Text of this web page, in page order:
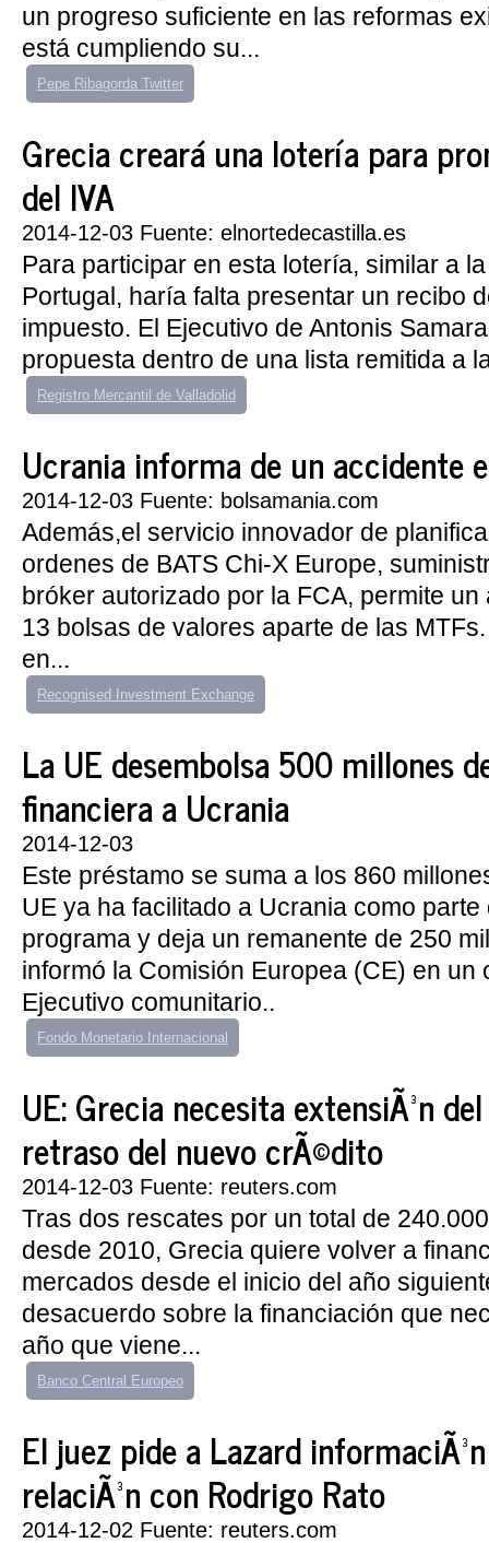
un progreso suficiente en las reformas
está cumpliendo su...
Pepe Ribagorda Twitter
Grecia creará una lotería para
del IVA
2014-12-03 Fuente: elnortedecastilla.es
Para participar en esta lotería, similar a
Portugal, haría falta presentar un recibo
impuesto. El Ejecutivo de Antonis
propuesta dentro de una lista remitida a
Registro Mercantil de Valladolid
Ucrania informa de un accidente
2014-12-03 Fuente: bolsamania.com
Además,el servicio innovador de
ordenes de BATS Chi-X Europe,
bróker autorizado por la FCA, permite
13 bolsas de valores aparte de las
en...
Recognised Investment Exchange
La UE desembolsa 500 millones
financiera a Ucrania
2014-12-03
Este préstamo se suma a los 860
UE ya ha facilitado a Ucrania como parte
programa y deja un remanente de 250
informó la Comisión Europea (CE) en un
Ejecutivo comunitario..
Fondo Monetario Internacional
UE: Grecia necesita extensiÃ³n
retraso del nuevo crÃ©dito
2014-12-03 Fuente: reuters.com
Tras dos rescates por un total de
desde 2010, Grecia quiere volver a
mercados desde el inicio del año
desacuerdo sobre la financiación que
año que viene...
Banco Central Europeo
El juez pide a Lazard
relaciÃ³n con Rodrigo Rato
2014-12-02 Fuente: reuters.com